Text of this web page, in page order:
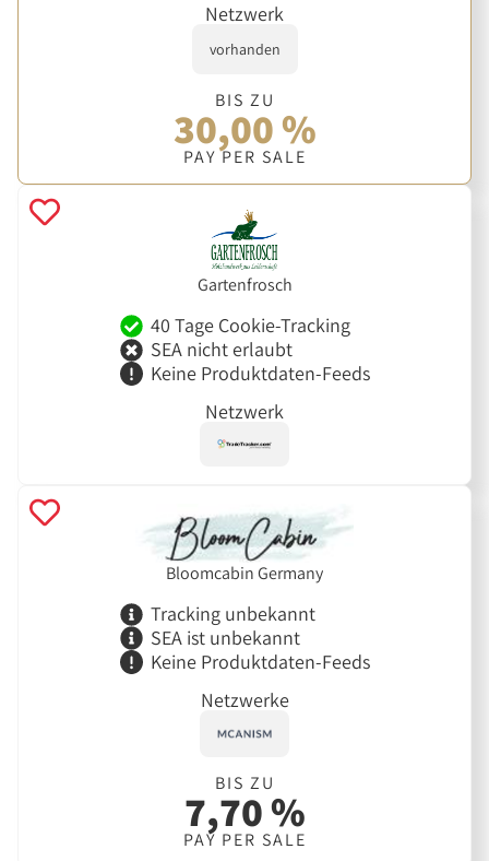
Netzwerk
vorhanden
BIS ZU
30,00 %
PAY PER SALE
Gartenfrosch
40 Tage Cookie-Tracking
SEA nicht erlaubt
Keine Produktdaten-Feeds
Netzwerk
Bloomcabin Germany
Tracking unbekannt
SEA ist unbekannt
Keine Produktdaten-Feeds
Netzwerke
BIS ZU
7,70 %
PAY PER SALE